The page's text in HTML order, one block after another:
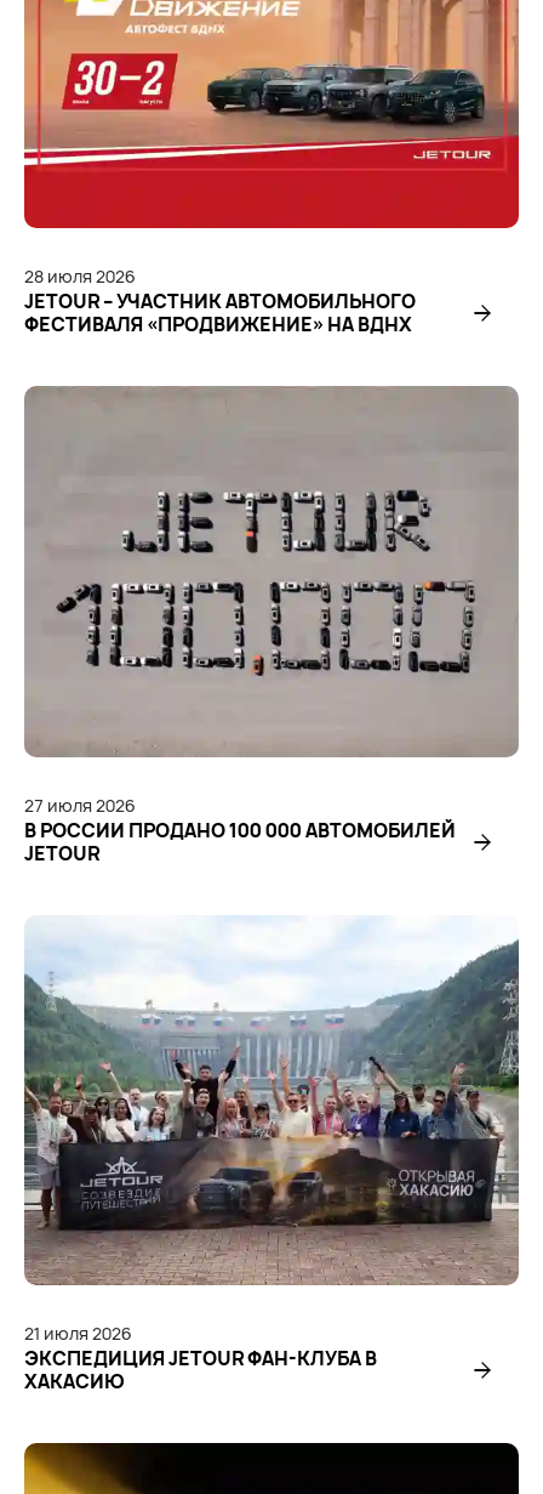
28 июля2026
JETOUR – УЧАСТНИК АВТОМОБИЛЬНОГО
ФЕСТИВАЛЯ «ПРОДВИЖЕНИЕ» НА ВДНХ
27 июля2026
В РОССИИ ПРОДАНО 100 000 АВТОМОБИЛЕЙ
JETOUR
21 июля2026
ЭКСПЕДИЦИЯ JETOUR ФАН-КЛУБА В
ХАКАСИЮ